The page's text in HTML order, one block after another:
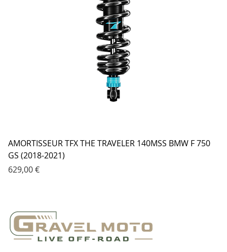
AMORTISSEUR TFX THE TRAVELER 140MSS BMW F 750
GS (2018-2021)
Prix
629,00 €